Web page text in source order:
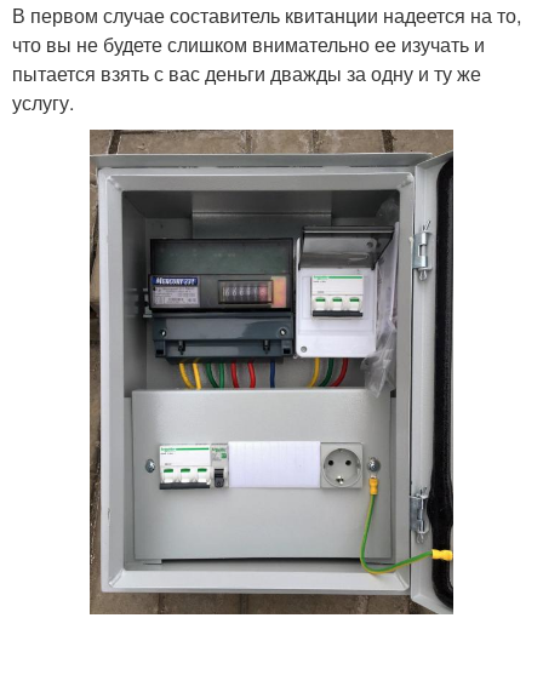
В первом случае составитель квитанции надеется на то,
что вы не будете слишком внимательно ее изучать и
пытается взять с вас деньги дважды за одну и ту же
услугу.